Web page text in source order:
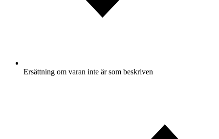
Ersättning om varan inte är som beskriven